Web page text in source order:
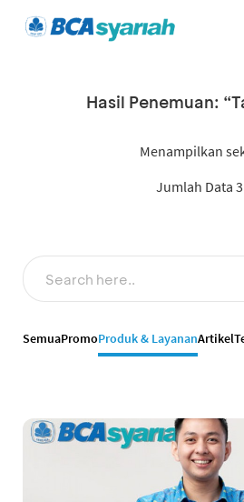
Hasil Penemuan:
Menampilkan
Jumlah Data
SemuaPromoProduk & LayananArtikel